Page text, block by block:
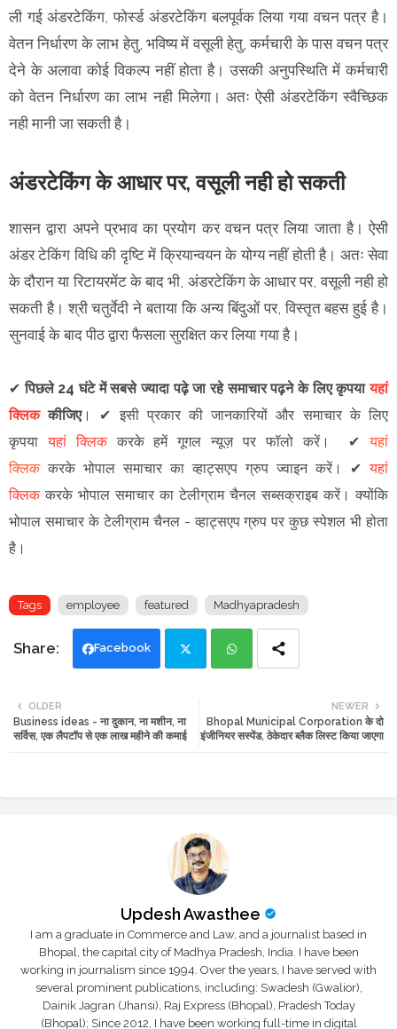
ली गई अंडरटेकिंग, फोर्स्ड अंडरटेकिंग बलपूर्वक लिया गया वचन पत्र है।
वेतन निर्धारण के लाभ हेतु, भविष्य में वसूली हेतु, कर्मचारी के पास वचन पत्र
देने के अलावा कोई विकल्प नहीं होता है। उसकी अनुपस्थिति में कर्मचारी
को वेतन निर्धारण का लाभ नही मिलेगा। अतः ऐसी अंडरटेकिंग स्वैच्छिक
नही मानी जा सकती है।
अंडरटेकिंग के आधार पर, वसूली नही हो सकती
शासन द्वारा अपने प्रभाव का प्रयोग कर वचन पत्र लिया जाता है। ऐसी
अंडर टेकिंग विधि की दृष्टि में क्रियान्वयन के योग्य नहीं होती है। अतः सेवा
के दौरान या रिटायरमेंट के बाद भी, अंडरटेकिंग के आधार पर, वसूली नही हो
सकती है। श्री चतुर्वेदी ने बताया कि अन्य बिंदुओं पर, विस्तृत बहस हुई है।
सुनवाई के बाद पीठ द्वारा फैसला सुरक्षित कर लिया गया है।
✔ पिछले 24 घंटे में सबसे ज्यादा पढ़े जा रहे समाचार पढ़ने के लिए कृपयायहां
क्लिककीजिए। ✔ इसी प्रकार की जानकारियों और समाचार के लिए
कृपयायहां क्लिककरके हमें गूगल न्यूज़ पर फॉलो करें। ✔यहां
क्लिककरके भोपाल समाचार का व्हाट्सएप ग्रुप ज्वाइन करें । ✔यहां
क्लिककरके भोपाल समाचार का टेलीग्राम चैनल सब्सक्राइब करें। क्योंकि
भोपाल समाचार के टेलीग्राम चैनल - व्हाट्सएप ग्रुप पर कुछ स्पेशल भी होता
है।
Tags employee featured Madhyapradesh
Facebook
tte ats
NEWER
Bhopal Municipal Corporation के दो
इंजीनियर सस्पेंड, ठेकेदार ब्लैक लिस्ट किया जाएगा
OLDER
Business ideas - ना दुकान, ना मशीन, ना
सर्विस, एक लैपटॉप से एक लाख महीने की कमाई
Updesh Awasthee
I am a graduate in Commerce and Law, and a journalist based in
Bhopal, the capital city of Madhya Pradesh, India. I have been
working in journalism since 1994. Over the years, I have served with
several prominent publications, including: Swadesh (Gwalior),
Dainik Jagran (Jhansi), Raj Express (Bhopal), Pradesh Today
(Bhopal); Since 2012, I have been working full-time in digital